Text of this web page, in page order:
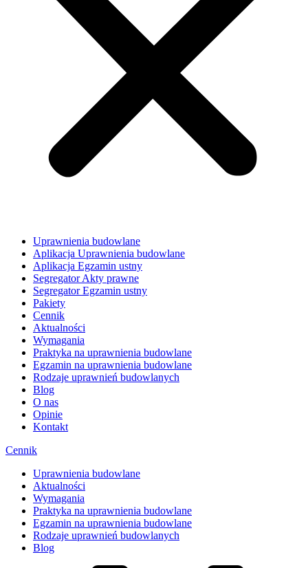
Uprawnienia budowlane
Aplikacja Uprawnienia budowlane
Aplikacja Egzamin ustny
Segregator Akty prawne
Segregator Egzamin ustny
Pakiety
Cennik
Aktualności
Wymagania
Praktyka na uprawnienia budowlane
Egzamin na uprawnienia budowlane
Rodzaje uprawnień budowlanych
Blog
O nas
Opinie
Kontakt
Cennik
Uprawnienia budowlane
Aktualności
Wymagania
Praktyka na uprawnienia budowlane
Egzamin na uprawnienia budowlane
Rodzaje uprawnień budowlanych
Blog